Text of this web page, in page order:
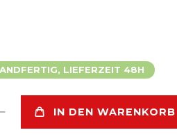
LIEFERZEIT 48H
IN DEN WARENKORB